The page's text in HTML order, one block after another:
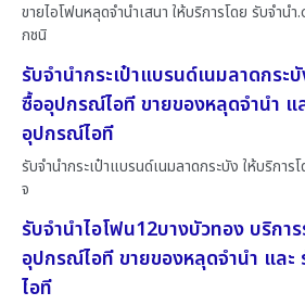
ขายไอโฟนหลุดจำนำเสนา ให้บริการโดย รับจํานํ
กชนิ
รับจำนำกระเป๋าแบรนด์เนมลาดกระ
ซื้ออุปกรณ์ไอที ขายของหลุดจำนำ แ
อุปกรณ์ไอที
รับจำนำกระเป๋าแบรนด์เนมลาดกระบัง ให้บริกา
จ
รับจำนำไอโฟน12บางบัวทอง บริกา
อุปกรณ์ไอที ขายของหลุดจำนำ แล
ไอที